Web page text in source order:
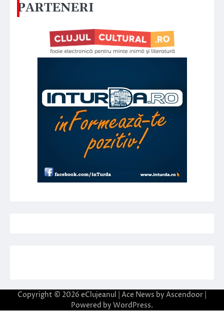
PARTENERI
Copyright © 2026 eClujeanul | Ace News by Ascendoor
Powered by WordPress.